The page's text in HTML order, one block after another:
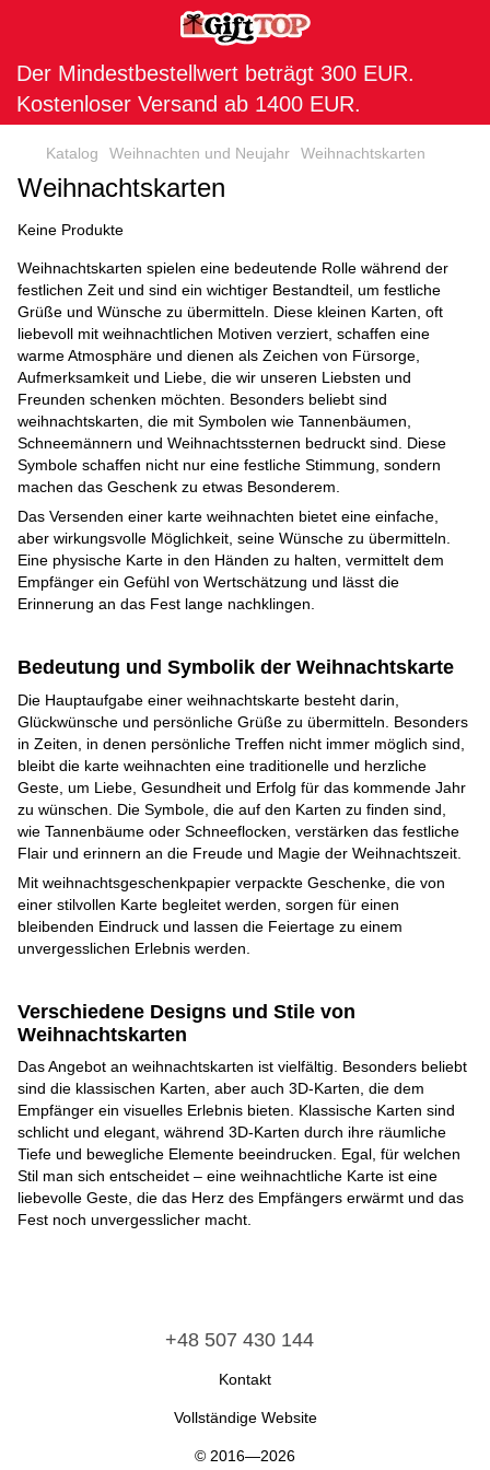
Der Mindestbestellwert beträgt 300 EUR.
Kostenloser Versand ab 1400 EUR.
Katalog Weihnachten und Neujahr Weihnachtskarten
Weihnachtskarten spielen eine bedeutende Rolle während der
festlichen Zeit und sind ein wichtiger Bestandteil, um festliche
Grüße und Wünsche zu übermitteln. Diese kleinen Karten, oft
liebevoll mit weihnachtlichen Motiven verziert, schaffen eine
warme Atmosphäre und dienen als Zeichen von Fürsorge,
Aufmerksamkeit und Liebe, die wir unseren Liebsten und
Freunden schenken möchten. Besonders beliebt sind
weihnachtskarten, die mit Symbolen wie Tannenbäumen,
Schneemännern und Weihnachtssternen bedruckt sind. Diese
Symbole schaffen nicht nur eine festliche Stimmung, sondern
machen das Geschenk zu etwas Besonderem.
Das Versenden einer karte weihnachten bietet eine einfache,
aber wirkungsvolle Möglichkeit, seine Wünsche zu übermitteln.
Eine physische Karte in den Händen zu halten, vermittelt dem
Empfänger ein Gefühl von Wertschätzung und lässt die
Erinnerung an das Fest lange nachklingen.
Bedeutung und Symbolik der Weihnachtskarte
Die Hauptaufgabe einer weihnachtskarte besteht darin,
Glückwünsche und persönliche Grüße zu übermitteln. Besonders
in Zeiten, in denen persönliche Treffen nicht immer möglich sind,
bleibt die karte weihnachten eine traditionelle und herzliche
Geste, um Liebe, Gesundheit und Erfolg für das kommende Jahr
zu wünschen. Die Symbole, die auf den Karten zu finden sind,
wie Tannenbäume oder Schneeflocken, verstärken das festliche
Flair und erinnern an die Freude und Magie der Weihnachtszeit.
Mit weihnachtsgeschenkpapier verpackte Geschenke, die von
einer stilvollen Karte begleitet werden, sorgen für einen
bleibenden Eindruck und lassen die Feiertage zu einem
unvergesslichen Erlebnis werden.
Verschiedene Designs und Stile von
Weihnachtskarten
Das Angebot an weihnachtskarten ist vielfältig. Besonders beliebt
sind die klassischen Karten, aber auch 3D-Karten, die dem
Empfänger ein visuelles Erlebnis bieten. Klassische Karten sind
schlicht und elegant, während 3D-Karten durch ihre räumliche
Tiefe und bewegliche Elemente beeindrucken. Egal, für welchen
Stil man sich entscheidet – eine weihnachtliche Karte ist eine
liebevolle Geste, die das Herz des Empfängers erwärmt und das
Fest noch unvergesslicher macht.
Weihnachtskarten
Keine Produkte
+48 507 430 144
Kontakt
Vollständige Website
© 2016—2026